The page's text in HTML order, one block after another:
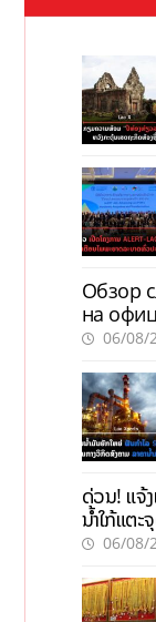
Обзор
на
06/08/
ດ່ວນ! ແຈ້
ນໍ້າໃກ້ແຕະ
06/08/